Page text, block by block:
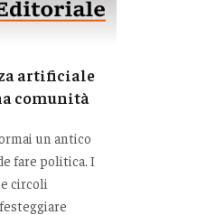
artificiale
comunità
un antico
fare politica. I
circoli